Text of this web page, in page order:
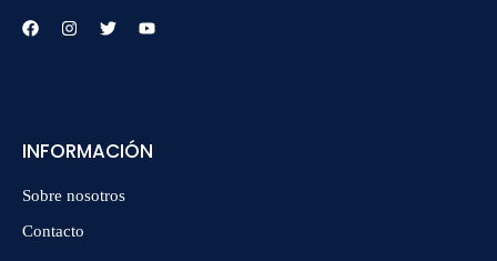
INFORMACIÓN
Sobre nosotros
Contacto